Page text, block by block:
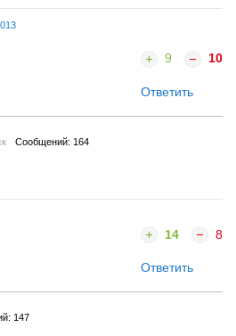
9 10
Ответить
Сообщений: 164
14 8
Ответить
147